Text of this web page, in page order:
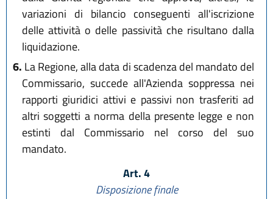
variazioni di bilancio conseguenti all'iscrizione
delle attività o delle passività che risultano dalla
liquidazione.
6. La Regione, alla data di scadenza del mandato del
Commissario, succede all'Azienda soppressa nei
rapporti giuridici attivi e passivi non trasferiti ad
altri soggetti a norma della presente legge e non
estinti dal Commissario nel corso del suo
mandato.
Art. 4
Disposizione finale